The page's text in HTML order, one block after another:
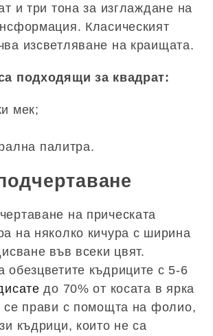
и три тона за изглаждане на
Класическият
изсветляване на краищата.
подходящи за квадрат:
мек;
палитра.
на прическата
на няколко кичура с ширина
във всеки цвят.
къдриците с 5-6
до 70% от косата в ярка
се прави с помощта на фолио,
къдрици, които не са